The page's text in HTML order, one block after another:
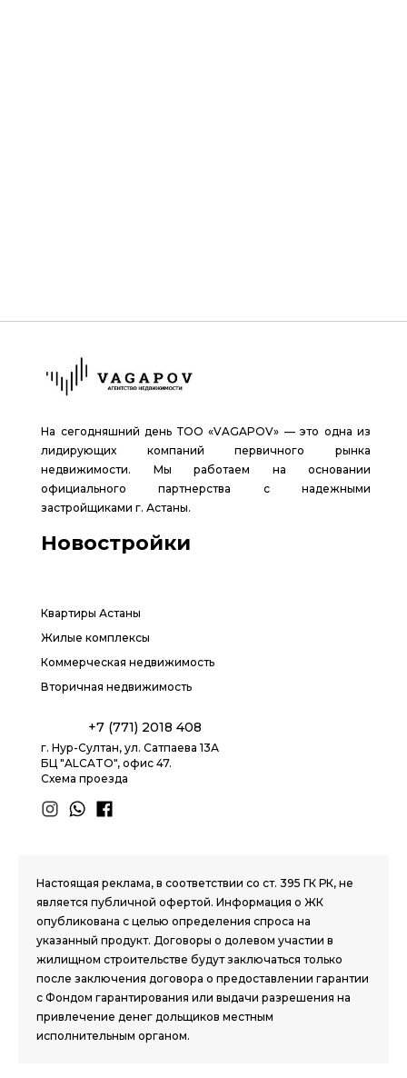
На сегодняшний день ТОО «VAGAPOV» — это одна из
лидирующих компаний первичного рынка
недвижимости. Мы работаем на основании
официального партнерства с надежными
застройщиками г. Астаны.
Новостройки
Квартиры Астаны
Жилые комплексы
Коммерческая недвижимость
Вторичная недвижимость
+7 (771) 2018 408
г. Нур-Султан, ул. Сатпаева 13А
БЦ "ALCATO", офис 47.
Схема проезда
Настоящая реклама, в соответствии со ст. 395 ГК РК, не
является публичной офертой. Информация о ЖК
опубликована с целью определения спроса на
указанный продукт. Договоры о долевом участии в
жилищном строительстве будут заключаться только
после заключения договора о предоставлении гарантии
с Фондом гарантирования или выдачи разрешения на
привлечение денег дольщиков местным
исполнительным органом.